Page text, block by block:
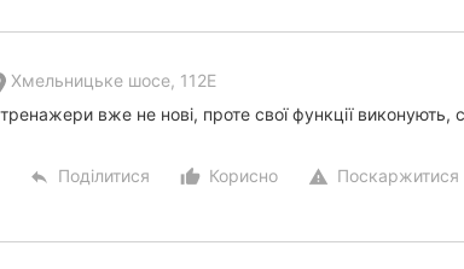
Хмельницьке шосе, 112Е
вже не нові, проте свої функції виконують,
reply Поділитися thumb_up_alt
Корисно warning Поскаржитися